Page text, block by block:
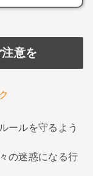
意を
ールを守るよう
の迷惑になる行